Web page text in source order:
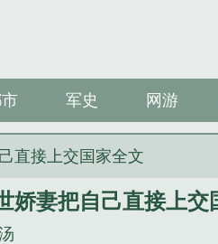
军史 网游
直接上交国家全文
娇妻把自己直接上交